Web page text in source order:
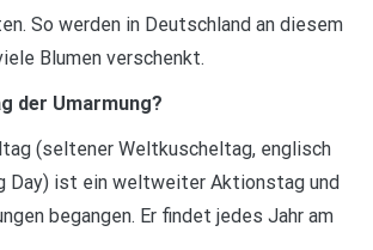
So werden in Deutschland an diesem
Blumen verschenkt.
der Umarmung?
(seltener Weltkuscheltag, englisch
Day) ist ein weltweiter Aktionstag und
begangen. Er findet jedes Jahr am